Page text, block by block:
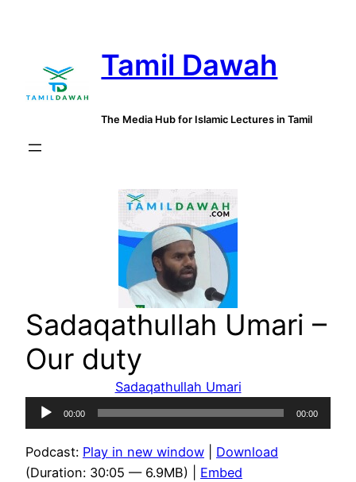
Tamil Dawah
The Media Hub for Islamic Lectures in Tamil
Sadaqathullah Umari –
Our duty
Sadaqathullah Umari
Audio
Player
00:00 00:00
Podcast: Play in new window
Download
(Duration: 30:05 — 6.9MB) | Embed